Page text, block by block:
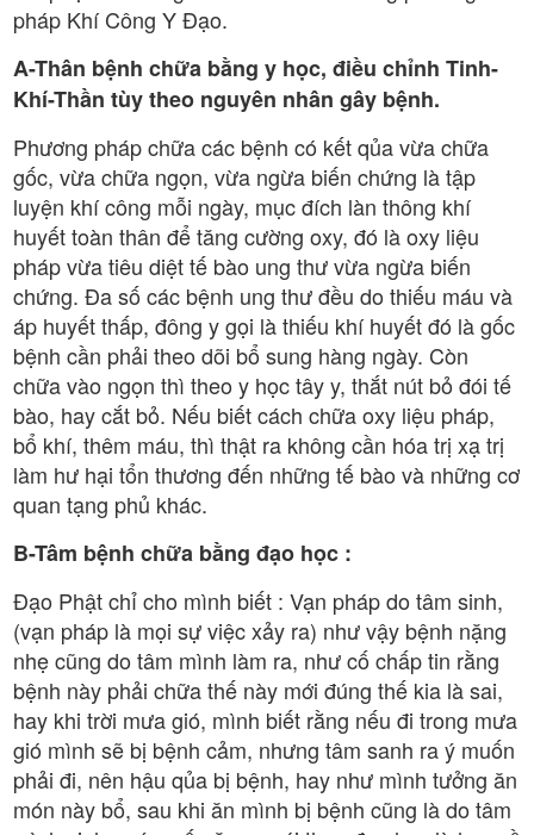
pháp Khí Công Y Đạo.
A-Thân bệnh chữa bằng y học, điều chỉnh Tinh-
Khí-Thần tùy theo nguyên nhân gây bệnh.
Phương pháp chữa các bệnh có kết qủa vừa chữa
gốc, vừa chữa ngọn, vừa ngừa biến chứng là tập
luyện khí công mỗi ngày, mục đích làn thông khí
huyết toàn thân để tăng cường oxy, đó là oxy liệu
pháp vừa tiêu diệt tế bào ung thư vừa ngừa biến
chứng. Đa số các bệnh ung thư đều do thiếu máu và
áp huyết thấp, đông y gọi là thiếu khí huyết đó là gốc
bệnh cần phải theo dõi bổ sung hàng ngày. Còn
chữa vào ngọn thì theo y học tây y, thắt nút bỏ đói tế
bào, hay cắt bỏ. Nếu biết cách chữa oxy liệu pháp,
bổ khí, thêm máu, thì thật ra không cần hóa trị xạ trị
làm hư hại tổn thương đến những tế bào và những cơ
quan tạng phủ khác.
B-Tâm bệnh chữa bằng đạo học :
Đạo Phật chỉ cho mình biết : Vạn pháp do tâm sinh,
(vạn pháp là mọi sự việc xảy ra) như vậy bệnh nặng
nhẹ cũng do tâm mình làm ra, như cố chấp tin rằng
bệnh này phải chữa thế này mới đúng thế kia là sai,
hay khi trời mưa gió, mình biết rằng nếu đi trong mưa
gió mình sẽ bị bệnh cảm, nhưng tâm sanh ra ý muốn
phải đi, nên hậu qủa bị bệnh, hay như mình tưởng ăn
món này bổ, sau khi ăn mình bị bệnh cũng là do tâm